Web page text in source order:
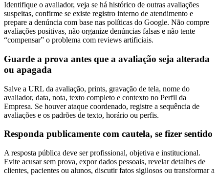
Identifique o avaliador, veja se há histórico de outras avaliações
suspeitas, confirme se existe registro interno de atendimento e
prepare a denúncia com base nas políticas do Google. Não compre
avaliações positivas, não organize denúncias falsas e não tente
“compensar” o problema com reviews artificiais.
Guarde a prova antes que a avaliação seja alterada
ou apagada
Salve a URL da avaliação, prints, gravação de tela, nome do
avaliador, data, nota, texto completo e contexto no Perfil da
Empresa. Se houver ataque coordenado, registre a sequência de
avaliações e os padrões de texto, horário ou perfis.
Responda publicamente com cautela, se fizer sentido
A resposta pública deve ser profissional, objetiva e institucional.
Evite acusar sem prova, expor dados pessoais, revelar detalhes de
clientes, pacientes ou alunos, discutir fatos sigilosos ou transformar a